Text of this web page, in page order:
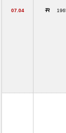
07.04